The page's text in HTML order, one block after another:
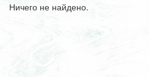
Ничего не найдено.